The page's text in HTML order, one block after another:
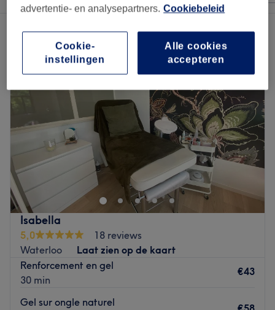
Isabella
5,0
18 reviews
Waterloo
Laat zien op de kaart
Renforcement en gel
30 min
€43
Gel sur ongle naturel
advertentie- en analysepartners. Cookiebeleid
Alle cookies
accepteren
Cookie-
instellingen